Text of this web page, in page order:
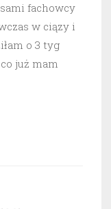
sami fachowcy
w ciązy i
o 3 tyg
już mam